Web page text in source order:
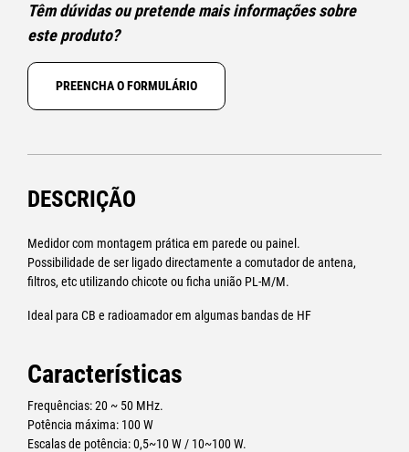
Têm dúvidas ou pretende mais informações sobre
este produto?
PREENCHA O FORMULÁRIO
DESCRIÇÃO
Medidor com montagem prática em parede ou painel.
Possibilidade de ser ligado directamente a comutador de antena,
filtros, etc utilizando chicote ou ficha união PL-M/M.
Ideal para CB e radioamador em algumas bandas de HF
Características
Frequências: 20 ~ 50 MHz.
Potência máxima: 100 W
Escalas de potência: 0,5~10 W / 10~100 W.